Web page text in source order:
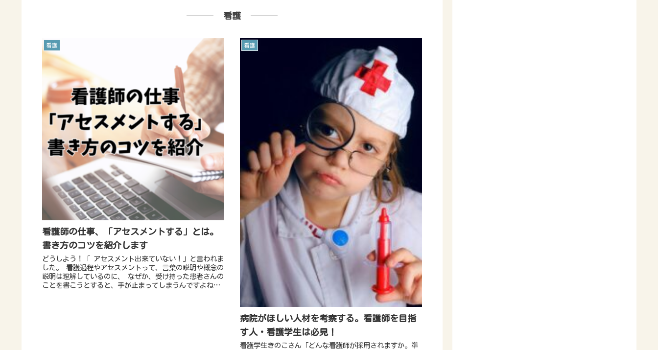
看護
看護
看護師の仕事、「アセスメントする」とは。
書き方のコツを紹介します
どうしよう！「 アセスメント出来ていない！」と言われま
した。 看護過程やアセスメントって、言葉の説明や概念の
説明は理解しているのに、 なぜか、受け持った患者さんの
ことを書こうとすると、手が止まってしまうんですよね。
看護
病院がほしい人材を考察する。看護師を目指
す人・看護学生は必見！
看護学生きのこさん「どんな看護師が採用されますか。準